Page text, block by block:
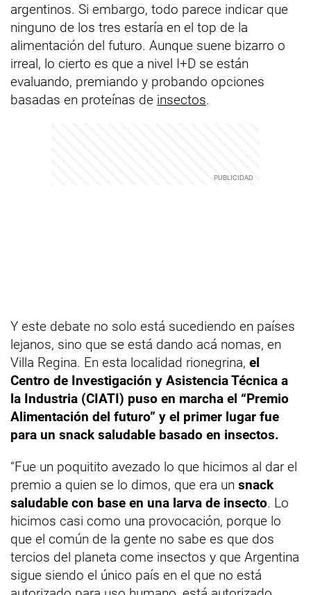
argentinos. Si embargo, todo parece indicar que
ninguno de los tres estaría en el top de la
alimentación del futuro. Aunque suene bizarro o
irreal, lo cierto es que a nivel I+D se están
evaluando, premiando y probando opciones
basadas en proteínas de insectos.
Y este debate no solo está sucediendo en países
lejanos, sino que se está dando acá nomas, en
Villa Regina. En esta localidad rionegrina, el
Centro de Investigación y Asistencia Técnica a
la Industria (CIATI) puso en marcha el “Premio
Alimentación del futuro” y el primer lugar fue
para un snack saludable basado en insectos.
“Fue un poquitito avezado lo que hicimos al dar el
premio a quien se lo dimos, que era un snack
saludable con base en una larva de insecto. Lo
hicimos casi como una provocación, porque lo
que el común de la gente no sabe es que dos
tercios del planeta come insectos y que Argentina
sigue siendo el único país en el que no está